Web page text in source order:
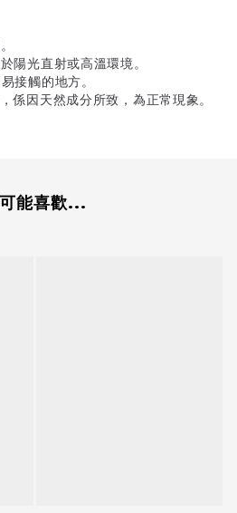
陽光直射或高溫環境。
接觸的地方。
係因天然成分所致，為正常現象。
能喜歡...